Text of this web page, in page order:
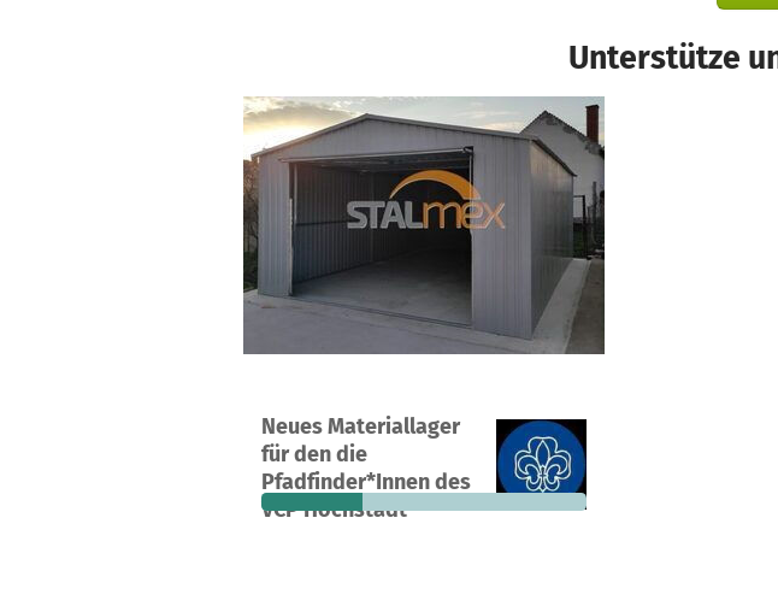
Unterstütze
Neues Materiallager
für den die
Pfadfinder*Innen des
VCP Höchstadt
Ein Projekt in Höchstadt, Deutschland
16
Spenden
31 %
finanziert
2.415 €
fehlen noch